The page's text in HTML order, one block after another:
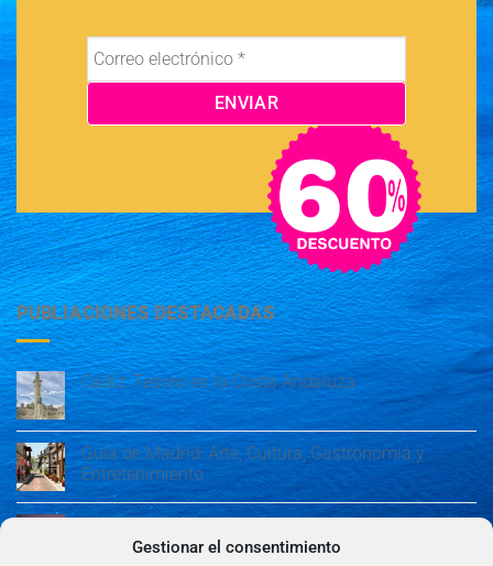
Gestionar el consentimiento
PUBLIACIONES DESTACADAS
Cádiz: Tesoro en la Costa Andaluza
Guía de Madrid: Arte, Cultura, Gastronomía y
Entretenimiento
Guía de Madrid: Arte, Cultura, Gastronomía y
Entretenimiento